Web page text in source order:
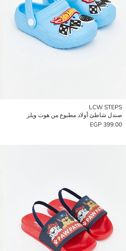
LCW STEPS
صندل شاطئ أولاد مطبوع من هوت ويلز
399.00 EGP